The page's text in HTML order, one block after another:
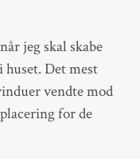
jeg skal skabe
Det mest
vendte mod
for de